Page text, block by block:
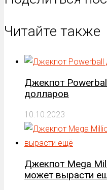
Читайте также
Джекпот
долларов
10.10.2023
Джекпот Mega
может вырасти